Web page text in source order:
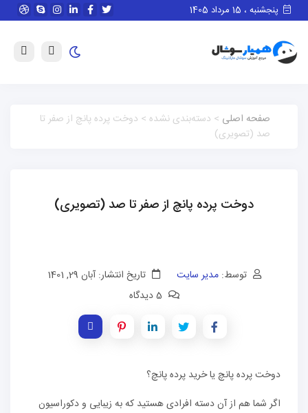
پنجشنبه ، 15 مرداد 1405
صفحه اصلی > دسته‌بندی نشده > دوخت پرده پانچ از صفر تا
صد (تصویری)
دوخت پرده پانچ از صفر تا صد (تصویری)
توسط:مدیر سایت
تاریخ انتشار: آبان 29, 1401
دوخت پرده پانچ یا خرید پرده پانچ؟
اگر شما هم از آن دسته افرادی هستید که به زیبایی و دکوراسیون